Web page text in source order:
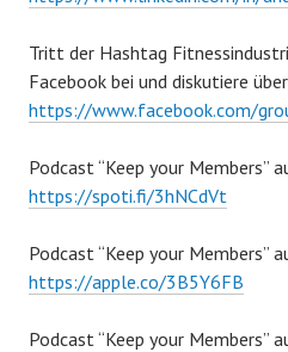
Tritt der Hashtag
Facebook bei und diskutiere
https://www.facebook.com/
Podcast “Keep your Members”
https://spoti.fi/3hNCdVt
Podcast “Keep your Members”
https://apple.co/3B5Y6FB
Podcast “Keep your Members”